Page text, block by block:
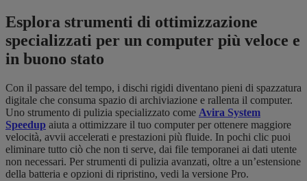
Esplora strumenti di ottimizzazione
specializzati per un computer più veloce e
in buono stato
Con il passare del tempo, i dischi rigidi diventano pieni di spazzatura
digitale che consuma spazio di archiviazione e rallenta il computer.
Uno strumento di pulizia specializzato come Avira System
Speedup aiuta a ottimizzare il tuo computer per ottenere maggiore
velocità, avvii accelerati e prestazioni più fluide. In pochi clic puoi
eliminare tutto ciò che non ti serve, dai file temporanei ai dati utente
non necessari. Per strumenti di pulizia avanzati, oltre a un’estensione
della batteria e opzioni di ripristino, vedi la versione Pro.